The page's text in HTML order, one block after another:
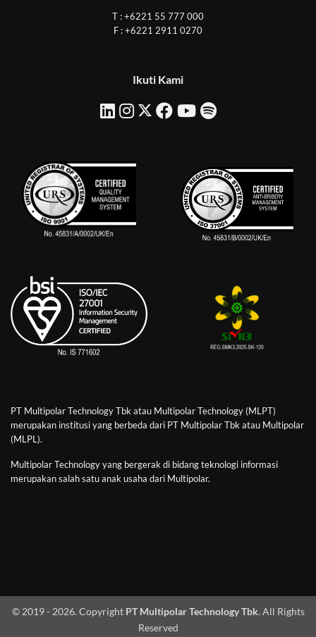
T : +6221 55 777 000
F : +6221 2911 0270
Ikuti Kami
PT Multipolar Technology Tbk atau Multipolar Technology (MLPT)
merupakan institusi yang berbeda dari PT Multipolar Tbk atau Multipolar
(MLPL).
Multipolar Technology yang bergerak di bidang teknologi informasi
merupakan salah satu anak usaha dari Multipolar.
© 2019 - 2026. Copyright PT Multipolar Technology Tbk. All Rights
Reserved